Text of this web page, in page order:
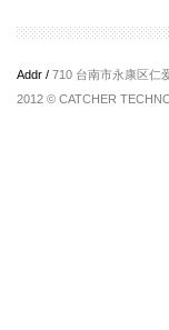
Addr / 710 台南市永康区仁
2012 © CATCHER